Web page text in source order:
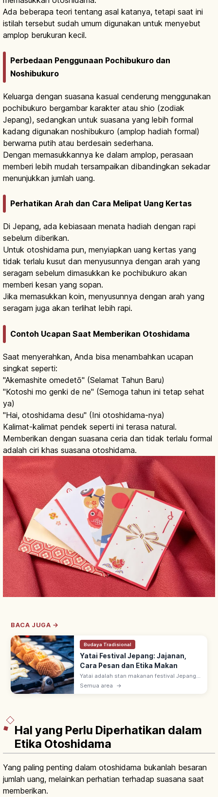
Ada beberapa teori tentang asal katanya, tetapi saat ini
istilah tersebut sudah umum digunakan untuk menyebut
amplop berukuran kecil.
Perbedaan Penggunaan Pochibukuro dan
Noshibukuro
Keluarga dengan suasana kasual cenderung menggunakan
pochibukuro bergambar karakter atau shio (zodiak
Jepang), sedangkan untuk suasana yang lebih formal
kadang digunakan noshibukuro (amplop hadiah formal)
berwarna putih atau berdesain sederhana.
Dengan memasukkannya ke dalam amplop, perasaan
memberi lebih mudah tersampaikan dibandingkan sekadar
menunjukkan jumlah uang.
Perhatikan Arah dan Cara Melipat Uang Kertas
Di Jepang, ada kebiasaan menata hadiah dengan rapi
sebelum diberikan.
Untuk otoshidama pun, menyiapkan uang kertas yang
tidak terlalu kusut dan menyusunnya dengan arah yang
seragam sebelum dimasukkan ke pochibukuro akan
memberi kesan yang sopan.
Jika memasukkan koin, menyusunnya dengan arah yang
seragam juga akan terlihat lebih rapi.
Contoh Ucapan Saat Memberikan Otoshidama
Saat menyerahkan, Anda bisa menambahkan ucapan
singkat seperti:
"Akemashite omedetō" (Selamat Tahun Baru)
"Kotoshi mo genki de ne" (Semoga tahun ini tetap sehat
ya)
"Hai, otoshidama desu" (Ini otoshidama-nya)
Kalimat-kalimat pendek seperti ini terasa natural.
Memberikan dengan suasana ceria dan tidak terlalu formal
adalah ciri khas suasana otoshidama.
BACA JUGA →
Budaya Tradisional
Yatai Festival Jepang: Jajanan,
Cara Pesan dan Etika Makan
Yatai adalah stan makanan festival Jepang
yang ramai dari musim semi (Maret–Mei)
Semua area →
Hal yang Perlu Diperhatikan dalam
Etika Otoshidama
Yang paling penting dalam otoshidama bukanlah besaran
jumlah uang, melainkan perhatian terhadap suasana saat
memberikan.